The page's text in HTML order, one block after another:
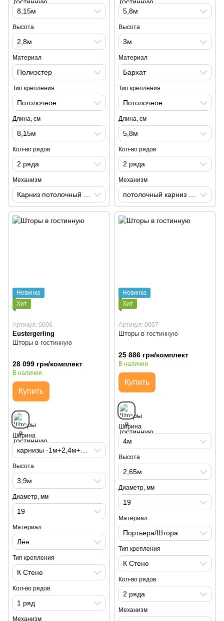
8,15м
Высота
2,8м
Материал
Полиэстер
Тип крепления
Потолочное
Длина, см
8,15м
Кол-во рядов
2 ряда
Механизм
Карниз потолочный на кордовом управлении
5,8м
Высота
3м
Материал
Бархат
Тип крепления
Потолочное
Длина, см
5,8м
Кол-во рядов
2 ряда
Механизм
потолочный карниз с изгибом
Новинка
Хит
Артикул: 0006
Eustergerling
Шторы в гостинную
28 099 грн/комплект
В наличии
Купить
Ширина
карнизы -1м+2,4м+1м. римская штора 1,8м
Высота
3,9м
Диаметр, мм
19
Материал
Лён
Тип крепления
К Стене
Кол-во рядов
1 ряд
Механизм
Новинка
Хит
Артикул: 0007
Шторы в гостинную
25 886 грн/комплект
В наличии
Купить
Ширина
4м
Высота
2,65м
Диаметр, мм
19
Материал
Портьера/Штора
Тип крепления
К Стене
Кол-во рядов
2 ряда
Механизм